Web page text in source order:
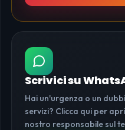
Scrivici su
Hai un'urgenza o un
servizi? Clicca qui per
nostro responsabile sul